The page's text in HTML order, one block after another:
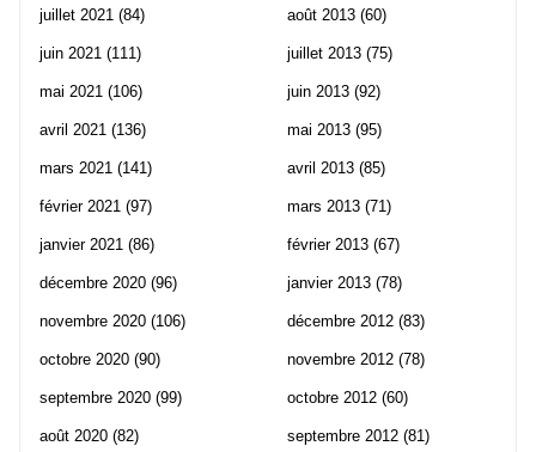
juillet 2021 (84)
juin 2021 (111)
mai 2021 (106)
avril 2021 (136)
mars 2021 (141)
février 2021 (97)
janvier 2021 (86)
décembre 2020 (96)
novembre 2020 (106)
octobre 2020 (90)
septembre 2020 (99)
août 2020 (82)
août 2013 (60)
juillet 2013 (75)
juin 2013 (92)
mai 2013 (95)
avril 2013 (85)
mars 2013 (71)
février 2013 (67)
janvier 2013 (78)
décembre 2012 (83)
novembre 2012 (78)
octobre 2012 (60)
septembre 2012 (81)